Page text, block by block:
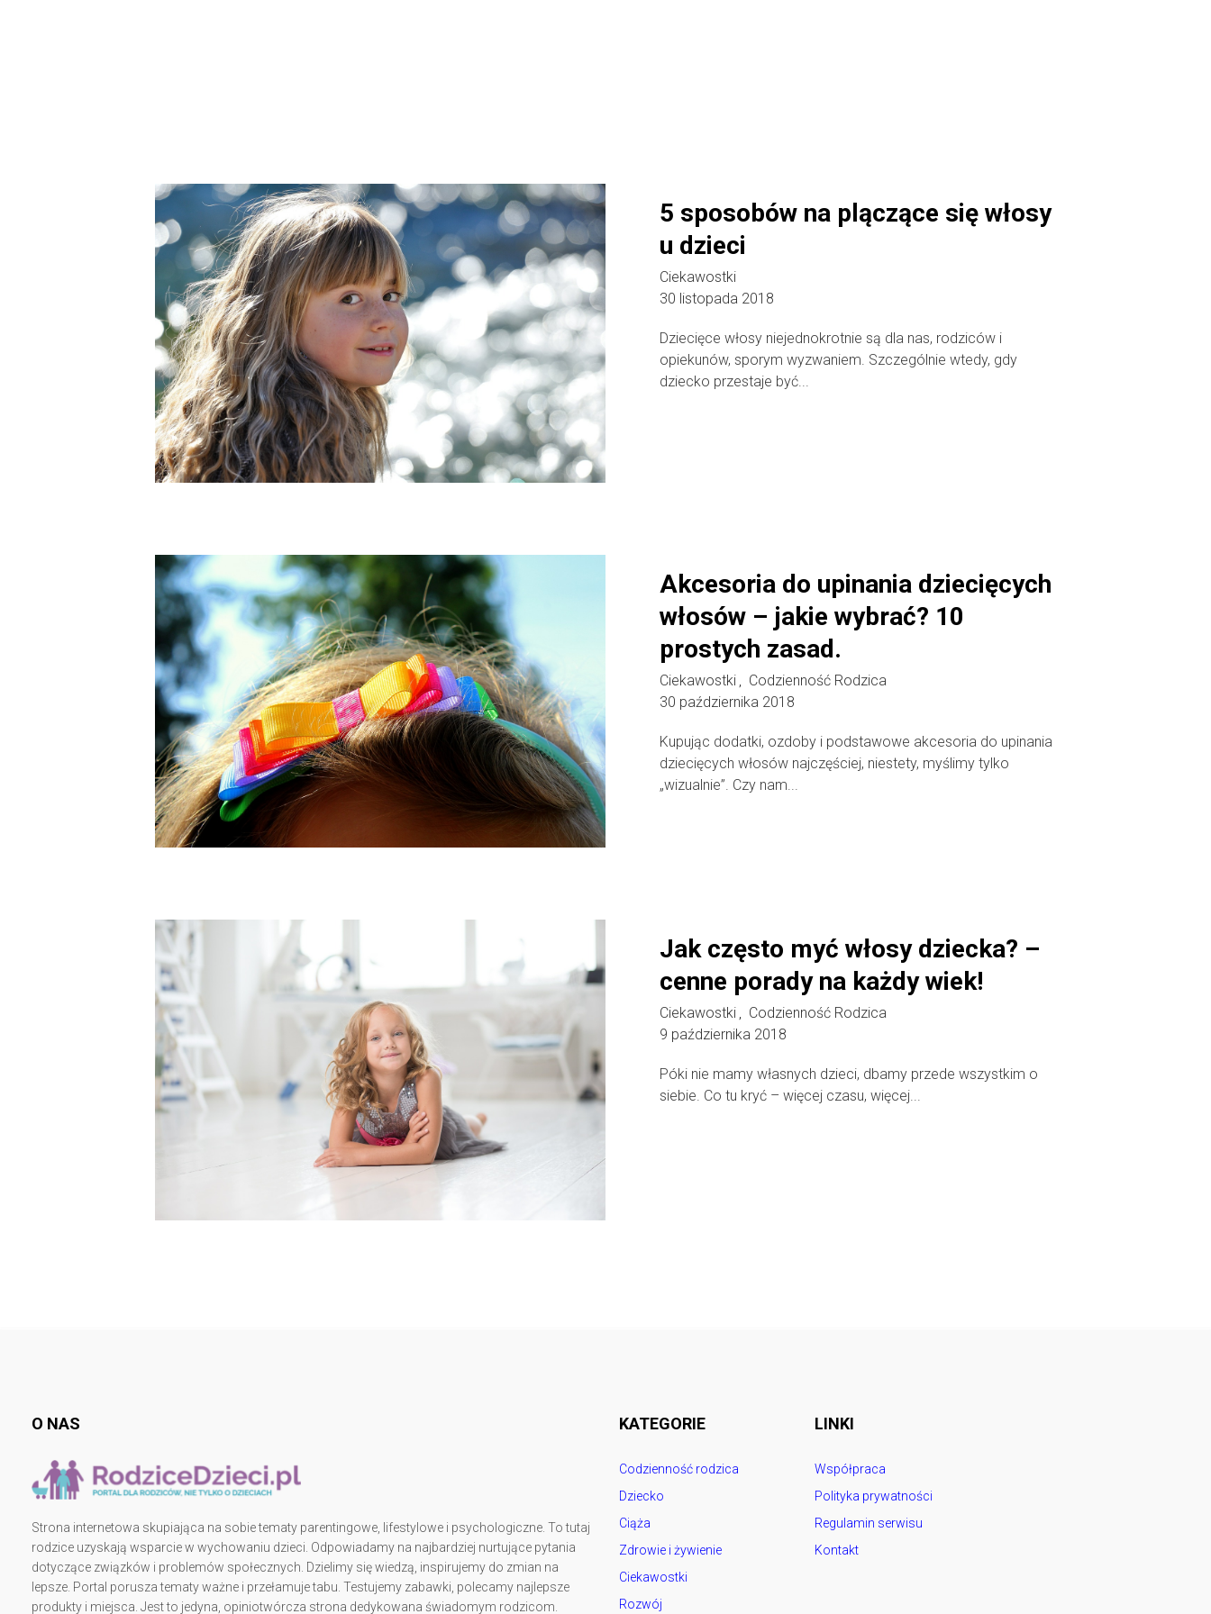
5 sposobów na plączące się włosy
u dzieci
Ciekawostki
30 listopada 2018
Dziecięce włosy niejednokrotnie są dla nas, rodziców i
opiekunów, sporym wyzwaniem. Szczególnie wtedy, gdy
dziecko przestaje być...
Akcesoria do upinania dziecięcych
włosów – jakie wybrać? 10
prostych zasad.
Ciekawostki
Codzienność Rodzica
30 października 2018
Kupując dodatki, ozdoby i podstawowe akcesoria do upinania
dziecięcych włosów najczęściej, niestety, myślimy tylko
„wizualnie”. Czy nam...
Jak często myć włosy dziecka? –
cenne porady na każdy wiek!
Ciekawostki ,
Codzienność Rodzica
9 października 2018
Póki nie mamy własnych dzieci, dbamy przede wszystkim o
siebie. Co tu kryć – więcej czasu, więcej...
O NAS
Strona internetowa skupiająca na sobie tematy parentingowe, lifestylowe i psychologiczne. To tutaj
rodzice uzyskają wsparcie w wychowaniu dzieci. Odpowiadamy na najbardziej nurtujące pytania
dotyczące związków i problemów społecznych. Dzielimy się wiedzą, inspirujemy do zmian na
lepsze. Portal porusza tematy ważne i przełamuje tabu. Testujemy zabawki, polecamy najlepsze
produkty i miejsca. Jest to jedyna, opiniotwórcza strona dedykowana świadomym rodzicom.
KATEGORIE
Codzienność rodzica
Dziecko
Ciąża
Zdrowie i żywienie
Ciekawostki
Rozwój
LINKI
Współpraca
Polityka prywatności
Regulamin serwisu
Kontakt